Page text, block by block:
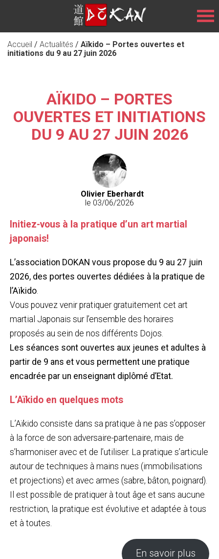
Accueil / Actualités / Aïkido – Portes ouvertes et
initiations du 9 au 27 juin 2026
AÏKIDO – PORTES
OUVERTES ET INITIATIONS
DU 9 AU 27 JUIN 2026
Olivier Eberhardt
le 03/06/2026
Initiez-vous à la pratique d’un art martial
japonais!
L’association DOKAN vous propose du 9 au 27 juin
2026, des portes ouvertes dédiées à la pratique de
l’Aïkido
Vous pouvez venir pratiquer gratuitement cet art
martial Japonais sur l’ensemble des horaires
proposés au sein de nos différents Dojos.
Les séances sont ouvertes aux jeunes et adultes à
partir de 9 ans et vous permettent une pratique
encadrée par un enseignant diplômé d’Etat.
L’Aïkido en quelques mots
L’Aïkido consiste dans sa pratique à ne pas s’opposer
à la force de son adversaire-partenaire, mais de
s’harmoniser avec et de l’utiliser. La pratique s’articule
autour de techniques à mains nues (immobilisations
et projections) et avec armes (sabre, bâton, poignard).
Il est possible de pratiquer à tout âge et sans aucune
restriction, la pratique est évolutive et adaptée à tous
et à toutes.
En savoir plus